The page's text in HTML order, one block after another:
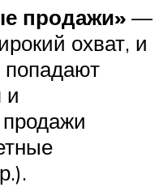
продажи» —
охват, и
попадают
и